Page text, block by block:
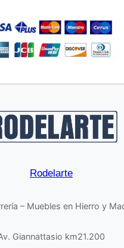
Rodelarte
– Muebles en Hierro y
Giannattasio km21.200